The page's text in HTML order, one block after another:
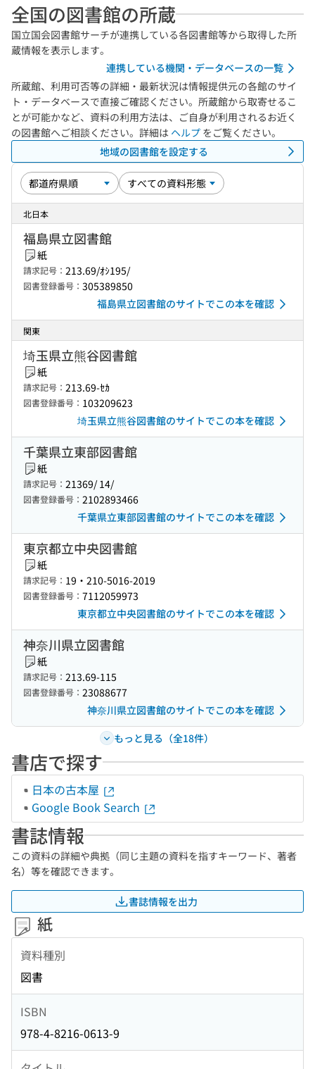
全国の図書館の所蔵
国立国会図書館サーチが連携している各図書館等から取得した所
蔵情報を表示します。
連携している機関・データベースの一覧
所蔵館、利用可否等の詳細・最新状況は情報提供元の各館のサイ
ト・データベースで直接ご確認ください。所蔵館から取寄せるこ
とが可能かなど、資料の利用方法は、ご自身が利用されるお近く
の図書館へご相談ください。詳細は ヘルプ をご覧ください。
地域の図書館を設定する
北日本
福島県立図書館
紙
請求記号： 213.69/ｵｼ195/
図書登録番号： 305389850
福島県立図書館のサイトでこの本を確認
関東
埼玉県立熊谷図書館
紙
請求記号： 213.69-ｾｶ
図書登録番号： 103209623
埼玉県立熊谷図書館のサイトでこの本を確認
千葉県立東部図書館
紙
請求記号： 21369/ 14/
図書登録番号： 2102893466
千葉県立東部図書館のサイトでこの本を確認
東京都立中央図書館
紙
請求記号： 19・210-5016-2019
図書登録番号： 7112059973
東京都立中央図書館のサイトでこの本を確認
神奈川県立図書館
紙
請求記号： 213.69-115
図書登録番号： 23088677
神奈川県立図書館のサイトでこの本を確認
もっと見る（全18件）
書店で探す
日本の古本屋
Google Book Search
書誌情報
この資料の詳細や典拠（同じ主題の資料を指すキーワード、著者
名）等を確認できます。
書誌情報を出力
紙
資料種別
図書
ISBN
978-4-8216-0613-9